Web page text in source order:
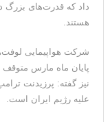
داد که قدرت‌های بزرگ
هستند.
شرکت هواپیمایی
پایان ماه مارس متوقف
نیز گفته: پرزیدنت
علیه رژیم ایران است.